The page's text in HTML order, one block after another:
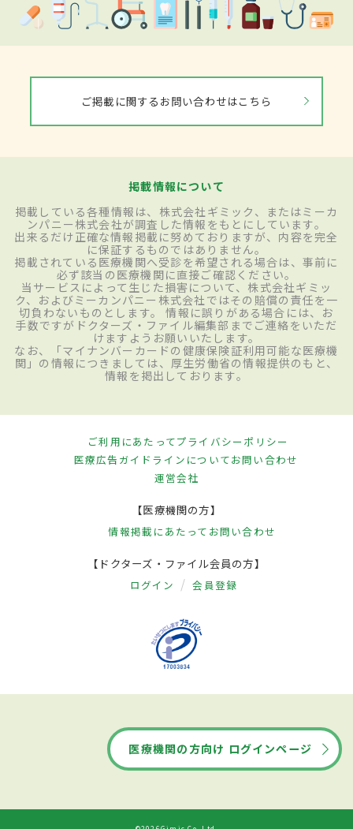
ご掲載に関するお問い合わせはこちら
掲載情報について
掲載している各種情報は、株式会社ギミック、またはミーカ
ンパニー株式会社が調査した情報をもとにしています。
出来るだけ正確な情報掲載に努めておりますが、内容を完全
に保証するものではありません。
掲載されている医療機関へ受診を希望される場合は、事前に
必ず該当の医療機関に直接ご確認ください。
当サービスによって生じた損害について、株式会社ギミッ
ク、およびミーカンパニー株式会社ではその賠償の責任を一
切負わないものとします。 情報に誤りがある場合には、お
手数ですがドクターズ・ファイル編集部までご連絡をいただ
けますようお願いいたします。
なお、「マイナンバーカードの健康保険証利用可能な医療機
関」の情報につきましては、厚生労働省の情報提供のもと、
情報を掲出しております。
ご利用にあたってプライバシーポリシー
医療広告ガイドラインについてお問い合わせ
運営会社
【医療機関の方】
情報掲載にあたって お問い合わせ
【ドクターズ・ファイル会員の方】
ログイン 会員登録
医療機関の方向け ログインページ